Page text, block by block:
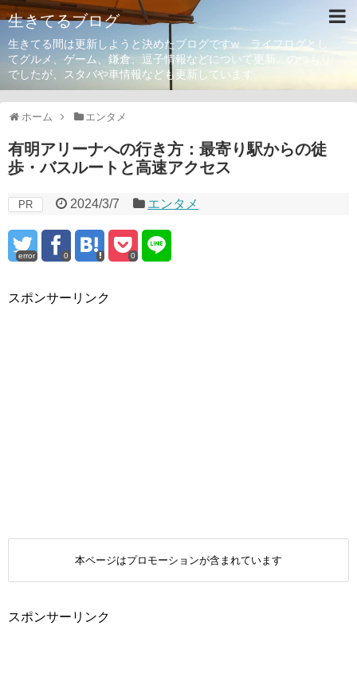
生きてるブログ
生きてる間は更新しようと決めたブログですw ライフログとし
てグルメ、ゲーム、鎌倉、逗子情報などについて更新。のつもり
でしたが、スタバや車情報なども更新しています。
ホーム エンタメ
有明アリーナへの行き方：最寄り駅からの徒
歩・バスルートと高速アクセス
PR 2024/3/7 エンタメ
error 0 0
スポンサーリンク
本ページはプロモーションが含まれています
スポンサーリンク